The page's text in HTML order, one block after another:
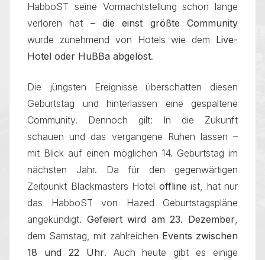
HabboST seine Vormachtstellung schon lange
verloren hat – die einst größte Community
wurde zunehmend von Hotels wie dem Live-
Hotel oder HuBBa abgelöst.
Die jüngsten Ereignisse überschatten diesen
Geburtstag und hinterlassen eine gespaltene
Community. Dennoch gilt: In die Zukunft
schauen und das vergangene Ruhen lassen –
mit Blick auf einen möglichen 14. Geburtstag im
nächsten Jahr. Da für den gegenwärtigen
Zeitpunkt Blackmasters Hotel offline ist, hat nur
das HabboST von Hazed Geburtstagspläne
angekündigt. Gefeiert wird am 23. Dezember,
dem Samstag, mit zahlreichen Events zwischen
18 und 22 Uhr. Auch heute gibt es einige